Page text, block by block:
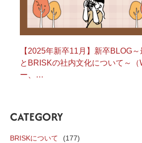
【2025年新卒11月】新卒BLOG
とBRISKの社内文化について～（
ー、…
CATEGORY
BRISKについて
(177)